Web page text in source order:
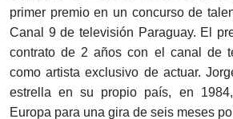
primer premio en un concurso de
Canal 9 de televisión Paraguay. El
contrato de 2 años con el canal de
como artista exclusivo de actuar.
estrella en su propio país, en
Europa para una gira de seis meses